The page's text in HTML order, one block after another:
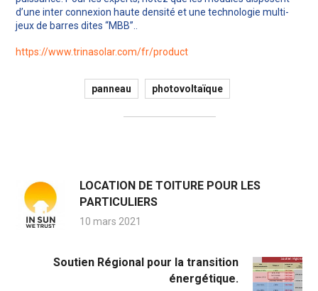
d’une inter connexion haute densité et une technologie multi-
jeux de barres dites “MBB”..
https://www.trinasolar.com/fr/product
panneau photovoltaïque
LOCATION DE TOITURE POUR LES
PARTICULIERS
10 mars 2021
Soutien Régional pour la transition
énergétique.